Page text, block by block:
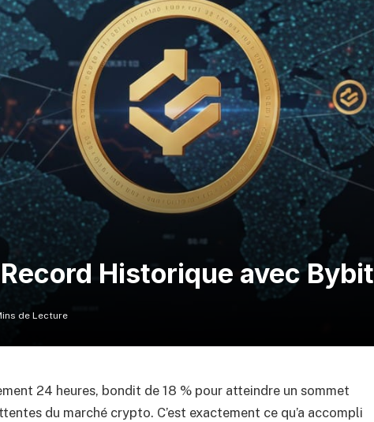
Historique avec Bybit
de Lecture
24 heures, bondit de 18 % pour atteindre un sommet
du marché crypto. C’est exactement ce qu’a accompli